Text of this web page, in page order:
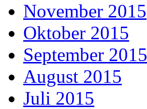
November 2015
Oktober 2015
September 2015
August 2015
Juli 2015